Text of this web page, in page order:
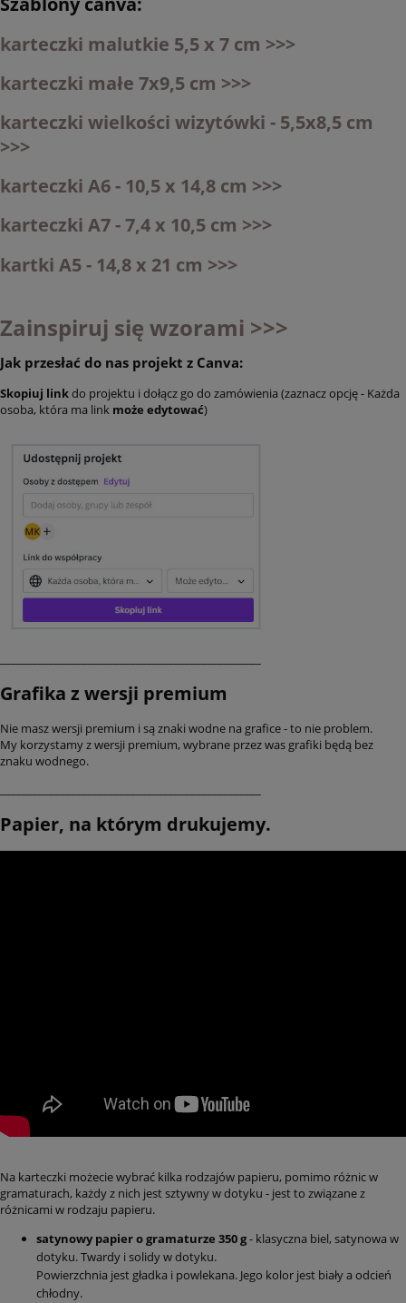
karteczki malutkie 5,5 x 7 cm >>>
karteczki małe 7x9,5 cm >>>
karteczki wielkości wizytówki - 5,5x8,5 cm
>>>
karteczki A6 - 10,5 x 14,8 cm >>>
karteczki A7 - 7,4 x 10,5 cm >>>
kartki A5 - 14,8 x 21 cm >>>
Zainspiruj się wzorami >>>
Jak przesłać do nas projekt z Canva:
Skopiuj linkdo projektu i dołącz go do zamówienia (zaznacz opcję - Każda
osoba, która ma link może edytować)
Grafika z wersji premium
Nie masz wersji premium i są znaki wodne na grafice - to nie problem.
My korzystamy z wersji premium, wybrane przez was grafiki będą bez
znaku wodnego.
Papier, na którym drukujemy.
Na karteczki możecie wybrać kilka rodzajów papieru, pomimo różnic w
gramaturach, każdy z nich jest sztywny w dotyku - jest to związane z
różnicami w rodzaju papieru.
satynowy papier o gramaturze 350 g- klasyczna biel, satynowa w
dotyku. Twardy i solidy w dotyku.
Powierzchnia jest gładka i powlekana. Jego kolor jest biały a odcień
chłodny.